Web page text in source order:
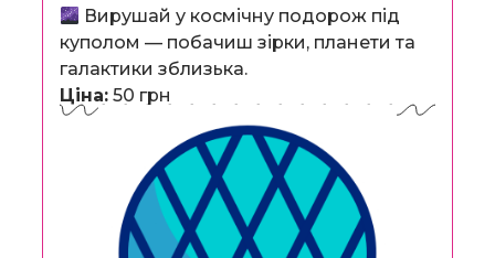
Вирушай у космічну подорож під
куполом — побачиш зірки, планети та
галактики зблизька.
Ціна: 50 грн